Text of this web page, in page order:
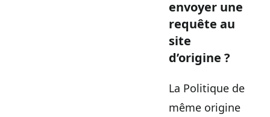
envoyer une
requête au
site
d’origine ?
La Politique de
même origine